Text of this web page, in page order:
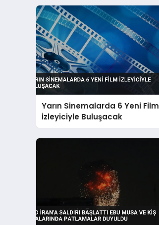
Yarın Sinemalarda 6 Yeni Film
İzleyiciyle Buluşacak